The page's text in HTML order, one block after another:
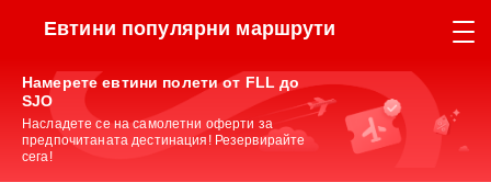
Евтини популярни маршрути
Намерете евтини полети от FLL до
SJO
Насладете се на самолетни оферти за
предпочитаната дестинация! Резервирайте
сега!